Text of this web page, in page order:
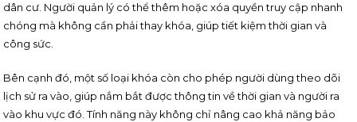
dân cư. Người quản lý có thể thêm hoặc xóa quyền truy cập nhanh
chóng mà không cần phải thay khóa, giúp tiết kiệm thời gian và
công sức.
Bên cạnh đó, một số loại khóa còn cho phép người dùng theo dõi
lịch sử ra vào, giúp nắm bắt được thông tin về thời gian và người ra
vào khu vực đó. Tính năng này không chỉ nâng cao khả năng bảo